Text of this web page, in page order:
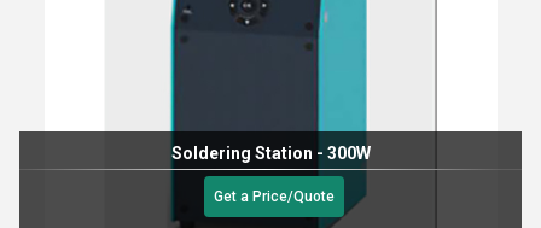
Soldering Station - 300W
Get a Price/Quote